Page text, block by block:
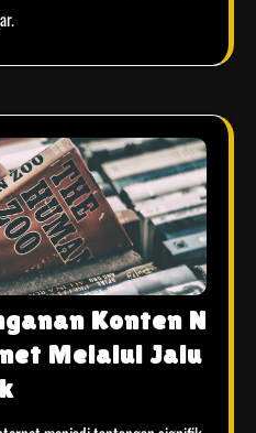
Konten N
Melalui Jalu